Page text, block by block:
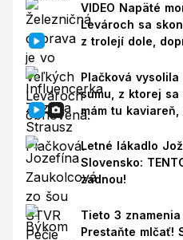
VIDEO Napäté
Levároch sa
z trolejí dole,
Plačková
sumu, z ktorej sa
mám tu kaviareň,
Letné lákadlo
Slovensko:
zadnou!
Tieto 3
Prestaňte mlčať!